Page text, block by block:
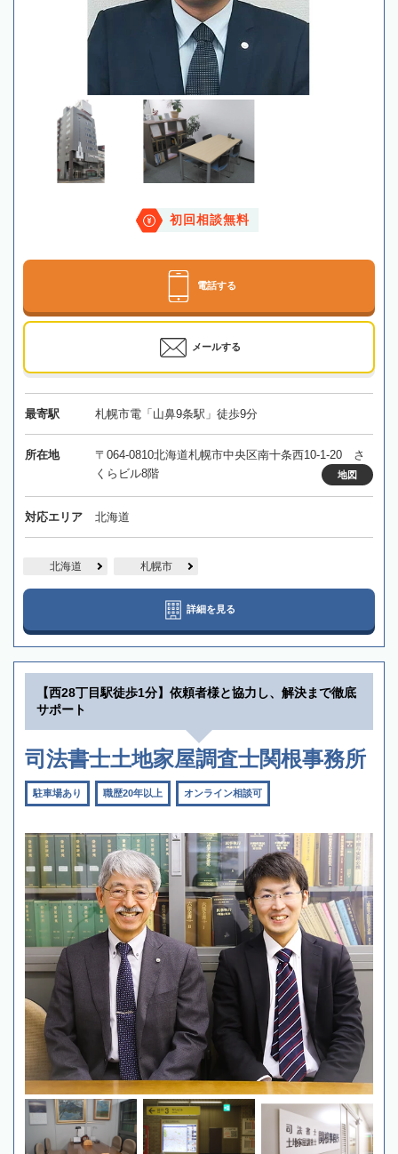
初回相談無料
電話する
メールする
最寄駅 札幌市電「山鼻9条駅」徒歩9分
所在地
〒064-0810北海道札幌市中央区南十条西10-1-20 さ
くらビル8階
地図
対応エリア 北海道
北海道 札幌市
詳細を見る
【西28丁目駅徒歩1分】依頼者様と協力し、解決まで徹底
サポート
司法書士土地家屋調査士関根事務所
駐車場あり 職歴20年以上 オンライン相談可